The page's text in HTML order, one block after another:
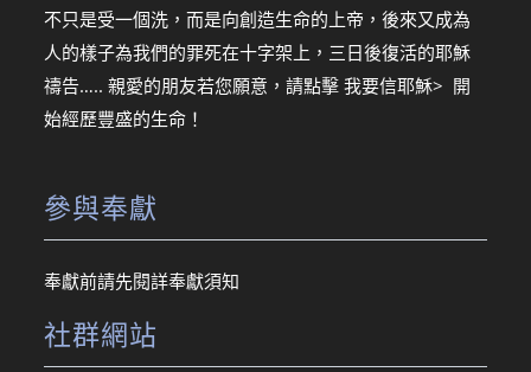
不只是受一個洗，而是向創造生命的上帝，後來又成為
人的樣子為我們的罪死在十字架上，三日後復活的耶穌
禱告….. 親愛的朋友若您願意，請點擊我要信耶穌> 開
始經歷豐盛的生命！
參與奉獻
奉獻前請先閱詳奉獻須知
社群網站